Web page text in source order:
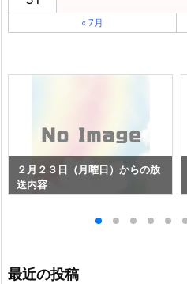
« 7月
２月２３日（月曜日）からの放
送内容
最近の投稿